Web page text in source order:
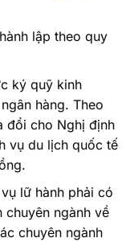
lập theo quy
ký quỹ kinh
hàng. Theo
đổi cho Nghị định
vụ du lịch quốc tế
lữ hành phải có
ngành về
chuyên ngành